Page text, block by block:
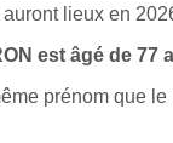
lieux en
est âgé de 77
prénom que